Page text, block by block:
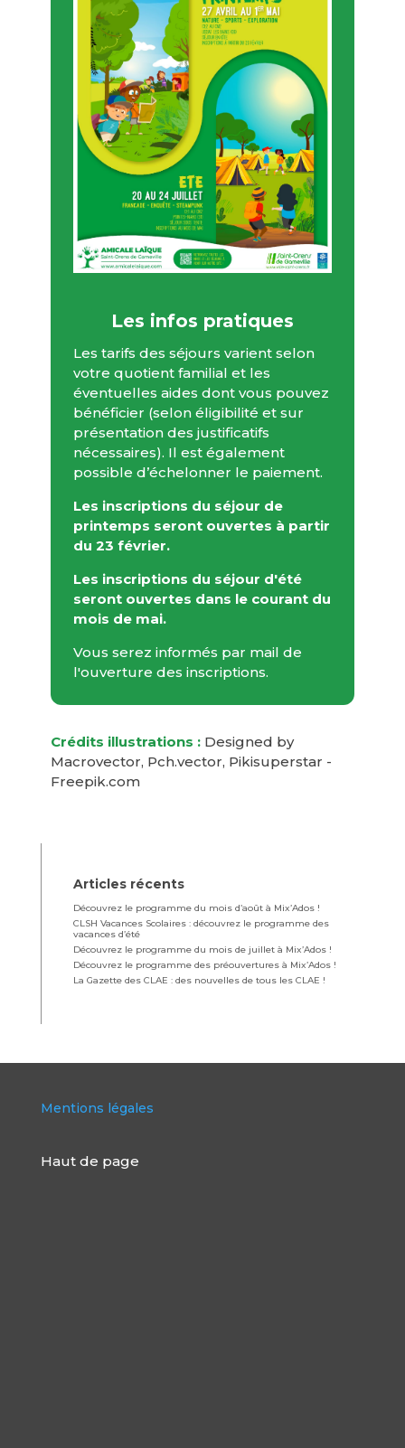
Les infos pratiques
Les tarifs des séjours varient selon
votre quotient familial et les
éventuelles aides dont vous pouvez
bénéficier (selon éligibilité et sur
présentation des justificatifs
nécessaires). Il est également
possible d’échelonner le paiement.
Les inscriptions du séjour de
printemps seront ouvertes à partir
du 23 février.
Les inscriptions du séjour d'été
seront ouvertes dans le courant du
mois de mai.
Vous serez informés par mail de
l'ouverture des inscriptions.
Crédits illustrations : Designed by
Macrovector, Pch.vector, Pikisuperstar -
Freepik.com
Articles récents
Découvrez le programme du mois d’août à Mix’Ados !
CLSH Vacances Scolaires : découvrez le programme des
vacances d’été
Découvrez le programme du mois de juillet à Mix’Ados !
Découvrez le programme des préouvertures à Mix’Ados !
La Gazette des CLAE : des nouvelles de tous les CLAE !
Mentions légales
Haut de page